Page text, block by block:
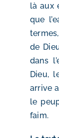
là aux
que
de
dans
Dieu,
arrive
le
faim.